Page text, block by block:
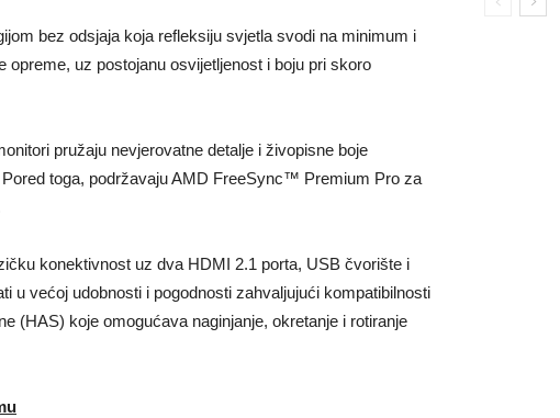
bez odsjaja koja refleksiju svjetla svodi na minimum i
opreme, uz postojanu osvijetljenost i boju pri skoro
pružaju nevjerovatne detalje i živopisne boje
toga, podržavaju AMD FreeSync™ Premium Pro za
konektivnost uz dva HDMI 2.1 porta, USB čvorište i
u većoj udobnosti i pogodnosti zahvaljujući kompatibilnosti
(HAS) koje omogućava naginjanje, okretanje i rotiranje